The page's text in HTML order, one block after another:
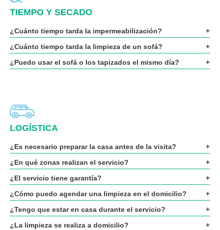
TIEMPO Y SECADO
¿Cuánto tiempo tarda la impermeabilización?
¿Cuánto tiempo tarda la limpieza de un sofá?
¿Puedo usar el sofá o los tapizados el mismo día?
LOGÍSTICA
¿Es necesario preparar la casa antes de la visita?
¿En qué zonas realizan el servicio?
¿El servicio tiene garantía?
¿Cómo puedo agendar una limpieza en el domicilio?
¿Tengo que estar en casa durante el servicio?
¿La limpieza se realiza a domicilio?